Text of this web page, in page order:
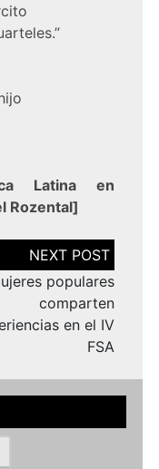
Latina en
Rozental]
populares
comparten
en el IV
FSA